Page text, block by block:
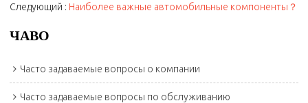
Следующий
Наиболее важные автомобильные компоненты？
ЧАВО
Часто задаваемые вопросы о компании
Часто задаваемые вопросы по обслуживанию